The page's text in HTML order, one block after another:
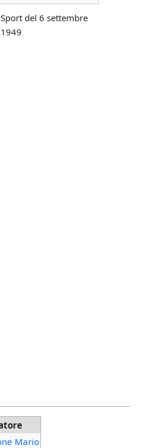
del 6 settembre
1949
Mario